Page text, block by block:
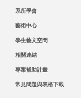
系所學會
藝術中心
學生藝文空間
相關連結
專案補助計畫
常見問題與表格下載